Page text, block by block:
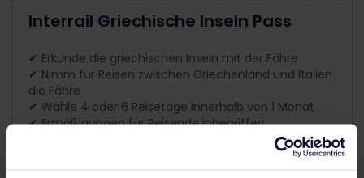
Interrail Griechische Inseln Pass
✔ Erkunde die griechischen Inseln mit der Fähre
✔ Nimm für Reisen zwischen Griechenland und Italien
die Fähre
✔ Wähle 4 oder 6 Reisetage innerhalb von 1 Monat
✔ Ermäßigungen für Reisende inbegriffen